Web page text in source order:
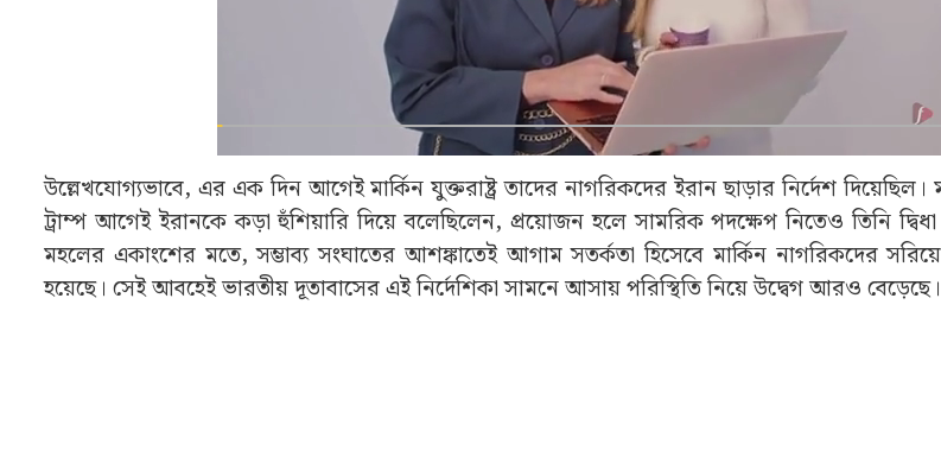
উল্লেখযোগ্যভাবে, এর এক দিন আগেই মার্কিন যুক্তরাষ্ট্র তাদের নাগরিকদের ইরান ছাড়ার নির্দেশ দিয়েছিল।
ট্রাম্প আগেই ইরানকে কড়া হুঁশিয়ারি দিয়ে বলেছিলেন, প্রয়োজন হলে সামরিক পদক্ষেপ নিতেও তিনি
মহলের একাংশের মতে, সম্ভাব্য সংঘাতের আশঙ্কাতেই আগাম সতর্কতা হিসেবে মার্কিন নাগরিকদের সরিয়ে
হয়েছে। সেই আবহেই ভারতীয় দূতাবাসের এই নির্দেশিকা সামনে আসায় পরিস্থিতি নিয়ে উদ্বেগ আরও বেড়েছে।